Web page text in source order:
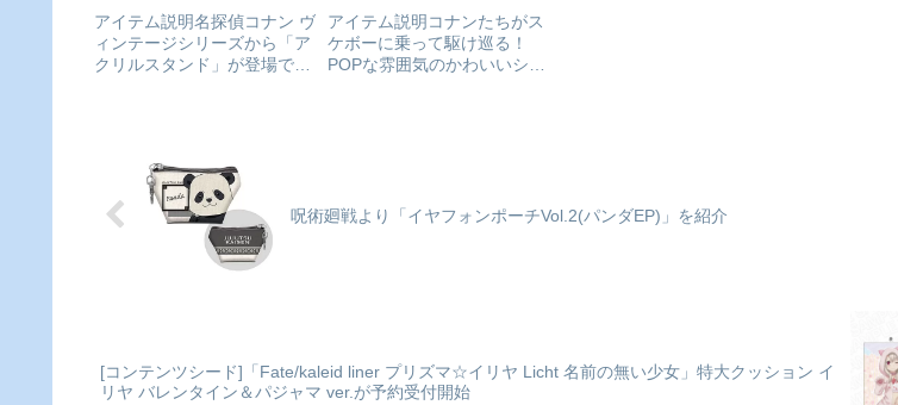
ト」が予約受付開始
アイテム説明名探偵コナン ヴ
ィンテージシリーズから「ア
クリルスタンド」が登場で
TMS 1996colleizeで探す
アイテム説明コナンたちがス
ケボーに乗って駆け巡る！
POPな雰囲気のかわいいシリ
呪術廻戦より「イヤフォンポーチVol.2(パンダEP)」を紹介
[コンテンツシード]「Fate/kaleid liner プリズマ☆イリヤ Licht 名前の無い少女」特大クッション イ
リヤ バレンタイン＆パジャマ ver.が予約受付開始